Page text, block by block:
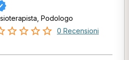
Podologo
0 Recensioni